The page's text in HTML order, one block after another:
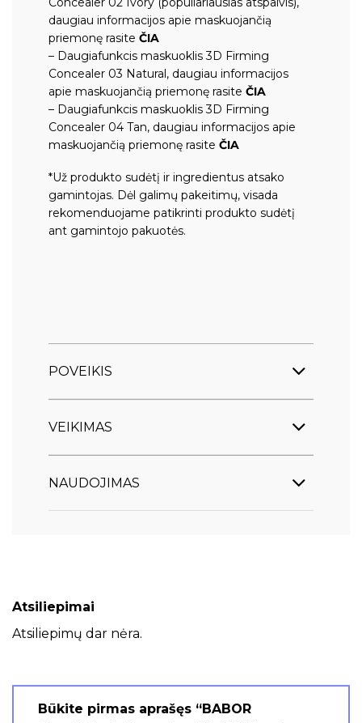
daugiau informacijos apie maskuojančią
priemonę rasite ČIA
– Daugiafunkcis maskuoklis 3D Firming
Concealer 03 Natural, daugiau informacijos
apie maskuojančią priemonę rasite ČIA
– Daugiafunkcis maskuoklis 3D Firming
Concealer 04 Tan, daugiau informacijos apie
maskuojančią priemonę rasite ČIA
*Už produkto sudėtį ir ingredientus atsako
gamintojas. Dėl galimų pakeitimų, visada
rekomenduojame patikrinti produkto sudėtį
ant gamintojo pakuotės.
POVEIKIS
VEIKIMAS
NAUDOJIMAS
Atsiliepimai
Atsiliepimų dar nėra.
Būkite pirmas aprašęs “BABOR